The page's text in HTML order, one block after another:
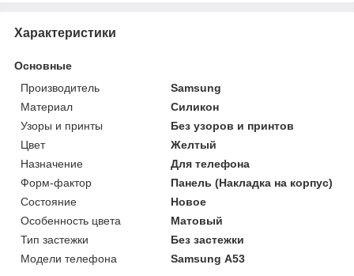
Характеристики
Основные
Производитель
Samsung
Материал
Силикон
Узоры и принты
Без узоров и принтов
Цвет
Желтый
Назначение
Для телефона
Форм-фактор
Панель (Накладка на корпус)
Состояние
Новое
Особенность цвета
Матовый
Тип застежки
Без застежки
Модели телефона
Samsung А53